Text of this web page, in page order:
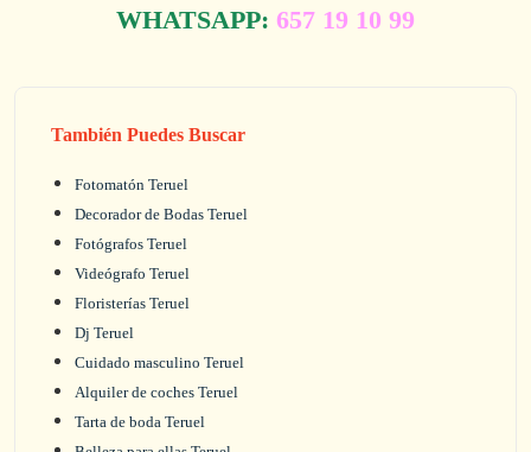
WHATSAPP: 657 19 10 99
También Puedes Buscar
Fotomatón Teruel
Decorador de Bodas Teruel
Fotógrafos Teruel
Videógrafo Teruel
Floristerías Teruel
Dj Teruel
Cuidado masculino Teruel
Alquiler de coches Teruel
Tarta de boda Teruel